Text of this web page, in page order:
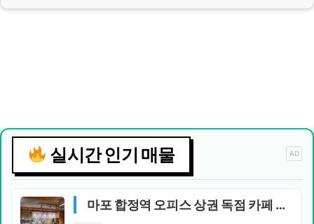
실시간 인기 매물 AD
마포 합정역 오피스 상권 독점 카페 양도**